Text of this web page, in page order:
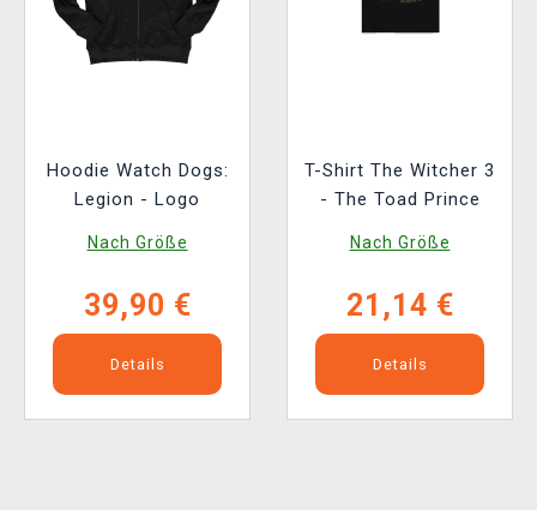
Hoodie Watch Dogs:
Legion - Logo
Nach Größe
39,90 €
Details
T-Shirt The Witcher 3
- The Toad Prince
Nach Größe
21,14 €
Details